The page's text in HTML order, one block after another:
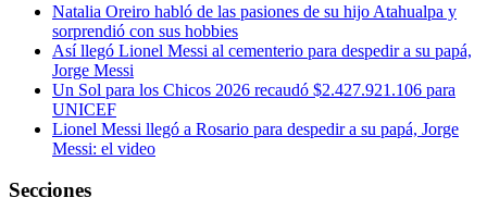
Natalia Oreiro habló de las pasiones de su hijo Atahualpa y
sorprendió con sus hobbies
Así llegó Lionel Messi al cementerio para despedir a su papá,
Jorge Messi
Un Sol para los Chicos 2026 recaudó $2.427.921.106 para
UNICEF
Lionel Messi llegó a Rosario para despedir a su papá, Jorge
Messi: el video
Secciones